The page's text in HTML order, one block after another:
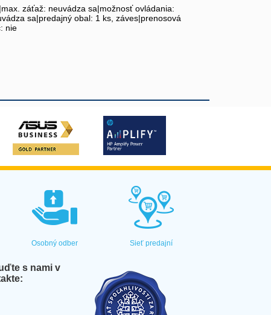
záťaž: neuvádza sa|možnosť ovládania:
sa|predajný obal: 1 ks, záves|prenosová
nie
Osobný odber Sieť predajní
s nami v